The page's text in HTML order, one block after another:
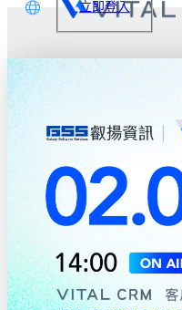
語
立即登入